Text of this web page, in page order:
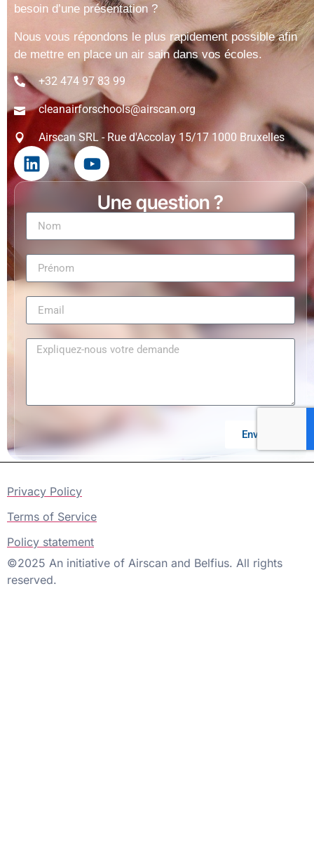
besoin d’une présentation ?
Nous vous répondons le plus rapidement possible afin
de mettre en place un air sain dans vos écoles.
+32 474 97 83 99
cleanairforschools@airscan.org
Airscan SRL - Rue d'Accolay 15/17 1000 Bruxelles
Une question ?
Envoyer
©2025 An initiative of Airscan and Belfius. All rights
reserved.
Privacy Policy
Terms of Service
Policy statement